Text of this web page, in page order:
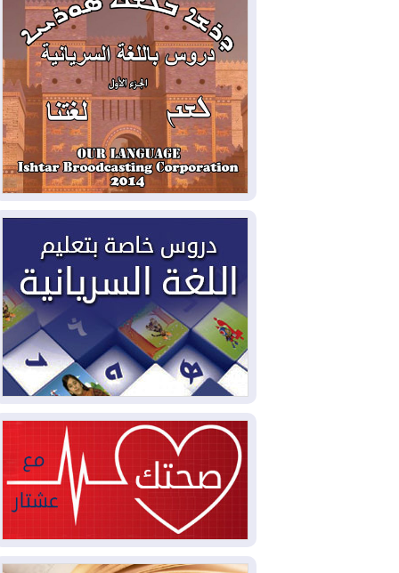
2026-08-07حكومة إقليم كوردستان ترفض
قرار "دانة غاز" و"نفط الهلال" بتزويد بغداد
بالغاز دون موافقتها
2026-08-07القوات المسلحة العراقية: خطة
أمنية لإجهاض هجمة محتملة على السعودية
2026-08-07الاستخبارات الأميركية: بوتين
قد يختبر تماسك الناتو بهجوم محدود
"إدارة الدولة": أكدنا دعم تنفيذ البرنامج
الحكومي وأهمية حصر السلاح
2026-08-06ائتلاف ادارة الدولة: من
يقومون بسلوك يهدد امن البلاد خارجون عن
القانون يجب محاربتهم
2026-08-06بعد هجومين قرب باب المندب..
تحذيرات من تصعيد يهدد الملاحة في البحر
الأحمر
2026-08-06
مئات القاصرين بلا مأوى.. أزمة
سبتة تتصاعد وتضغط على مدريد
2026-08-05
لمدة عام.. بدء توريد 100
مليون قدم مكعب يومياً من غاز كورمور في
إقليم كوردستان إلى وزارة الكهرباء العراقية